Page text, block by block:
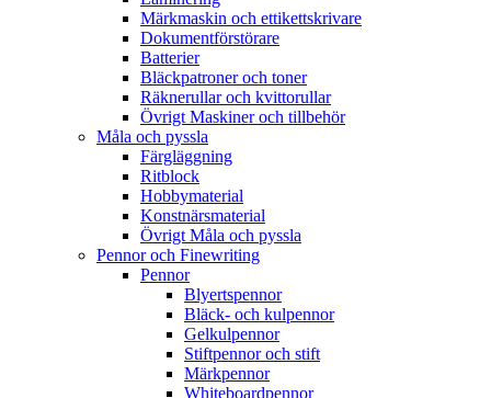
Märkmaskin och ettikettskrivare
Dokumentförstörare
Batterier
Bläckpatroner och toner
Räknerullar och kvittorullar
Övrigt Maskiner och tillbehör
Måla och pyssla
Färgläggning
Ritblock
Hobbymaterial
Konstnärsmaterial
Övrigt Måla och pyssla
Pennor och Finewriting
Pennor
Blyertspennor
Bläck- och kulpennor
Gelkulpennor
Stiftpennor och stift
Märkpennor
Whiteboardpennor